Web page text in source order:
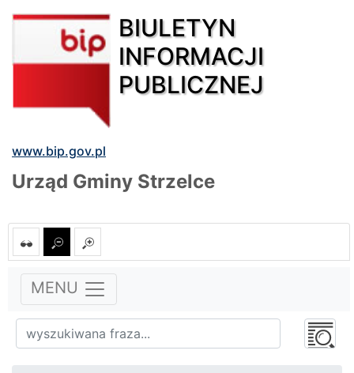
BIULETYN
INFORMACJI
PUBLICZNEJ
www.bip.gov.pl
Urząd Gminy Strzelce
MENU